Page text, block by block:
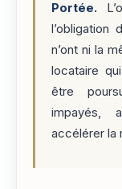
Portée.
n’ont ni la
locataire
être
impayés,
accélérer la